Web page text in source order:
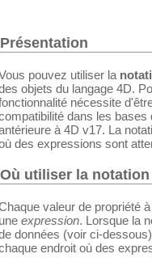
Présentation
pouvez utiliser la
objets du langage 4D.
nécessite
dans les
à 4D v17. La
des expressions sont
Où utiliser la
valeur de propriété
une expression. Lorsque la
données (voir ci-
endroit où des